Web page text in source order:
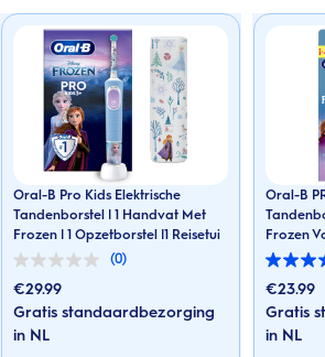
Oral-B Pro Kids Elektrische
Tandenborstel | 1 Handvat Met
Frozen | 1 Opzetborstel |1 Reisetui
(0)
0.0
van
5
sterren.
€29.99
Gratis standaardbezorging
in NL
Oral-B
Frozen
4.6
van
5
sterren.
€23.99
Gratis
in NL